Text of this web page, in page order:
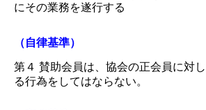
にその業務を遂行する
（自律基準）
第４ 賛助会員は、協会の正会員に対
る行為をしてはならない。